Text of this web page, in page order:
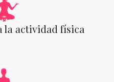
la actividad física